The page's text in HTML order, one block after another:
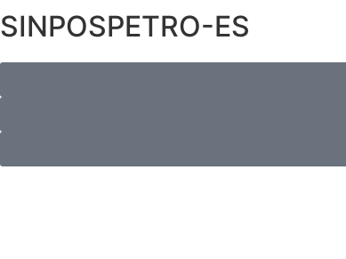
SINPOSPETRO-ES